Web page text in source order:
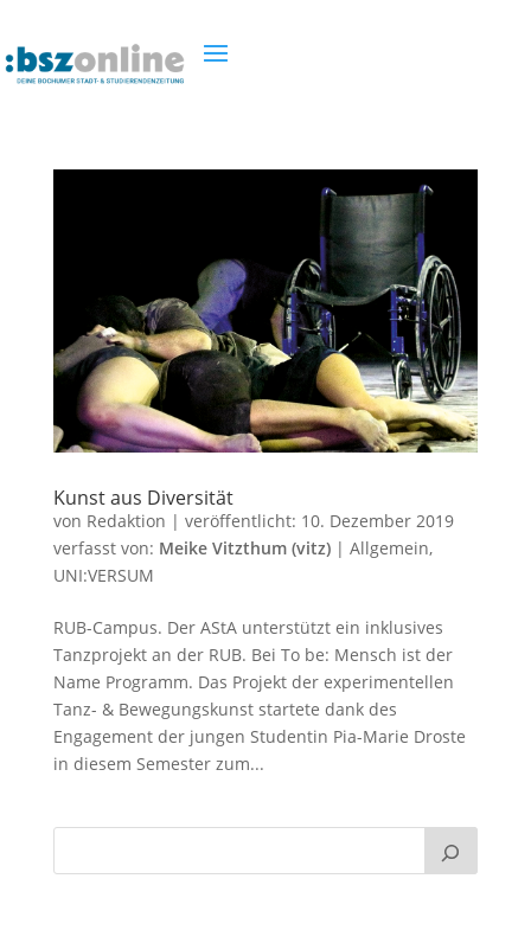
Kunst aus Diversität
von Redaktion | veröffentlicht: 10. Dezember 2019
verfasst von: Meike Vitzthum (vitz)| Allgemein,
UNI:VERSUM
RUB-Campus. Der AStA unterstützt ein inklusives
Tanzprojekt an der RUB. Bei To be: Mensch ist der
Name Programm. Das Projekt der experimentellen
Tanz- & Bewegungskunst startete dank des
Engagement der jungen Studentin Pia-Marie Droste
in diesem Semester zum...